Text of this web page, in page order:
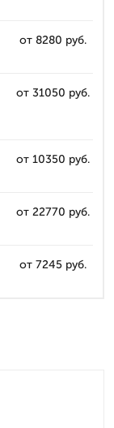
от 8280 руб.
от 31050 руб.
от 10350 руб.
от 22770 руб.
от 7245 руб.